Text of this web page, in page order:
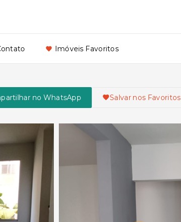
Imóveis Favoritos
no WhatsApp Salvar nos Favoritos